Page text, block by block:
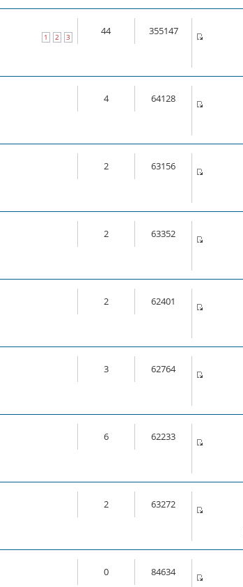
1 2 3
44 355147
4 64128
2 63156
2 63352
2 62401
3 62764
6 62233
2 63272
0 84634